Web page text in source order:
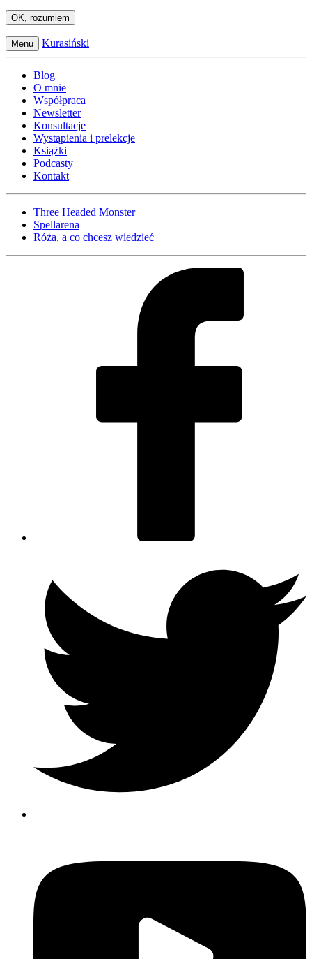
OK, rozumiem
Menu Kurasiński
Blog
O mnie
Współpraca
Newsletter
Konsultacje
Wystąpienia i prelekcje
Książki
Podcasty
Kontakt
Three Headed Monster
Spellarena
Róża, a co chcesz wiedzieć